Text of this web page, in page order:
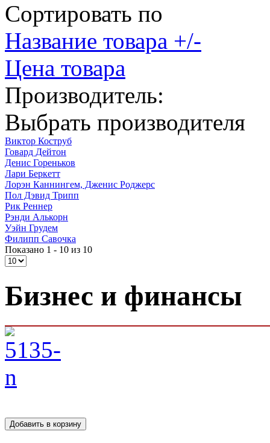
Сортировать по
Название товара +/-
Цена товара
Производитель:
Выбрать производителя
Виктор Коструб
Говард Дейтон
Денис Гореньков
Лари Беркетт
Лорэн Каннингем, Дженис Роджерс
Пол Дэвид Трипп
Рик Реннер
Рэнди Алькорн
Уэйн Грудем
Филипп Савочка
Показано 1 - 10 из 10
Бизнес и финансы